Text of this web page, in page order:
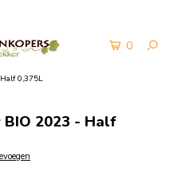
0
0,375L
2023 - Half